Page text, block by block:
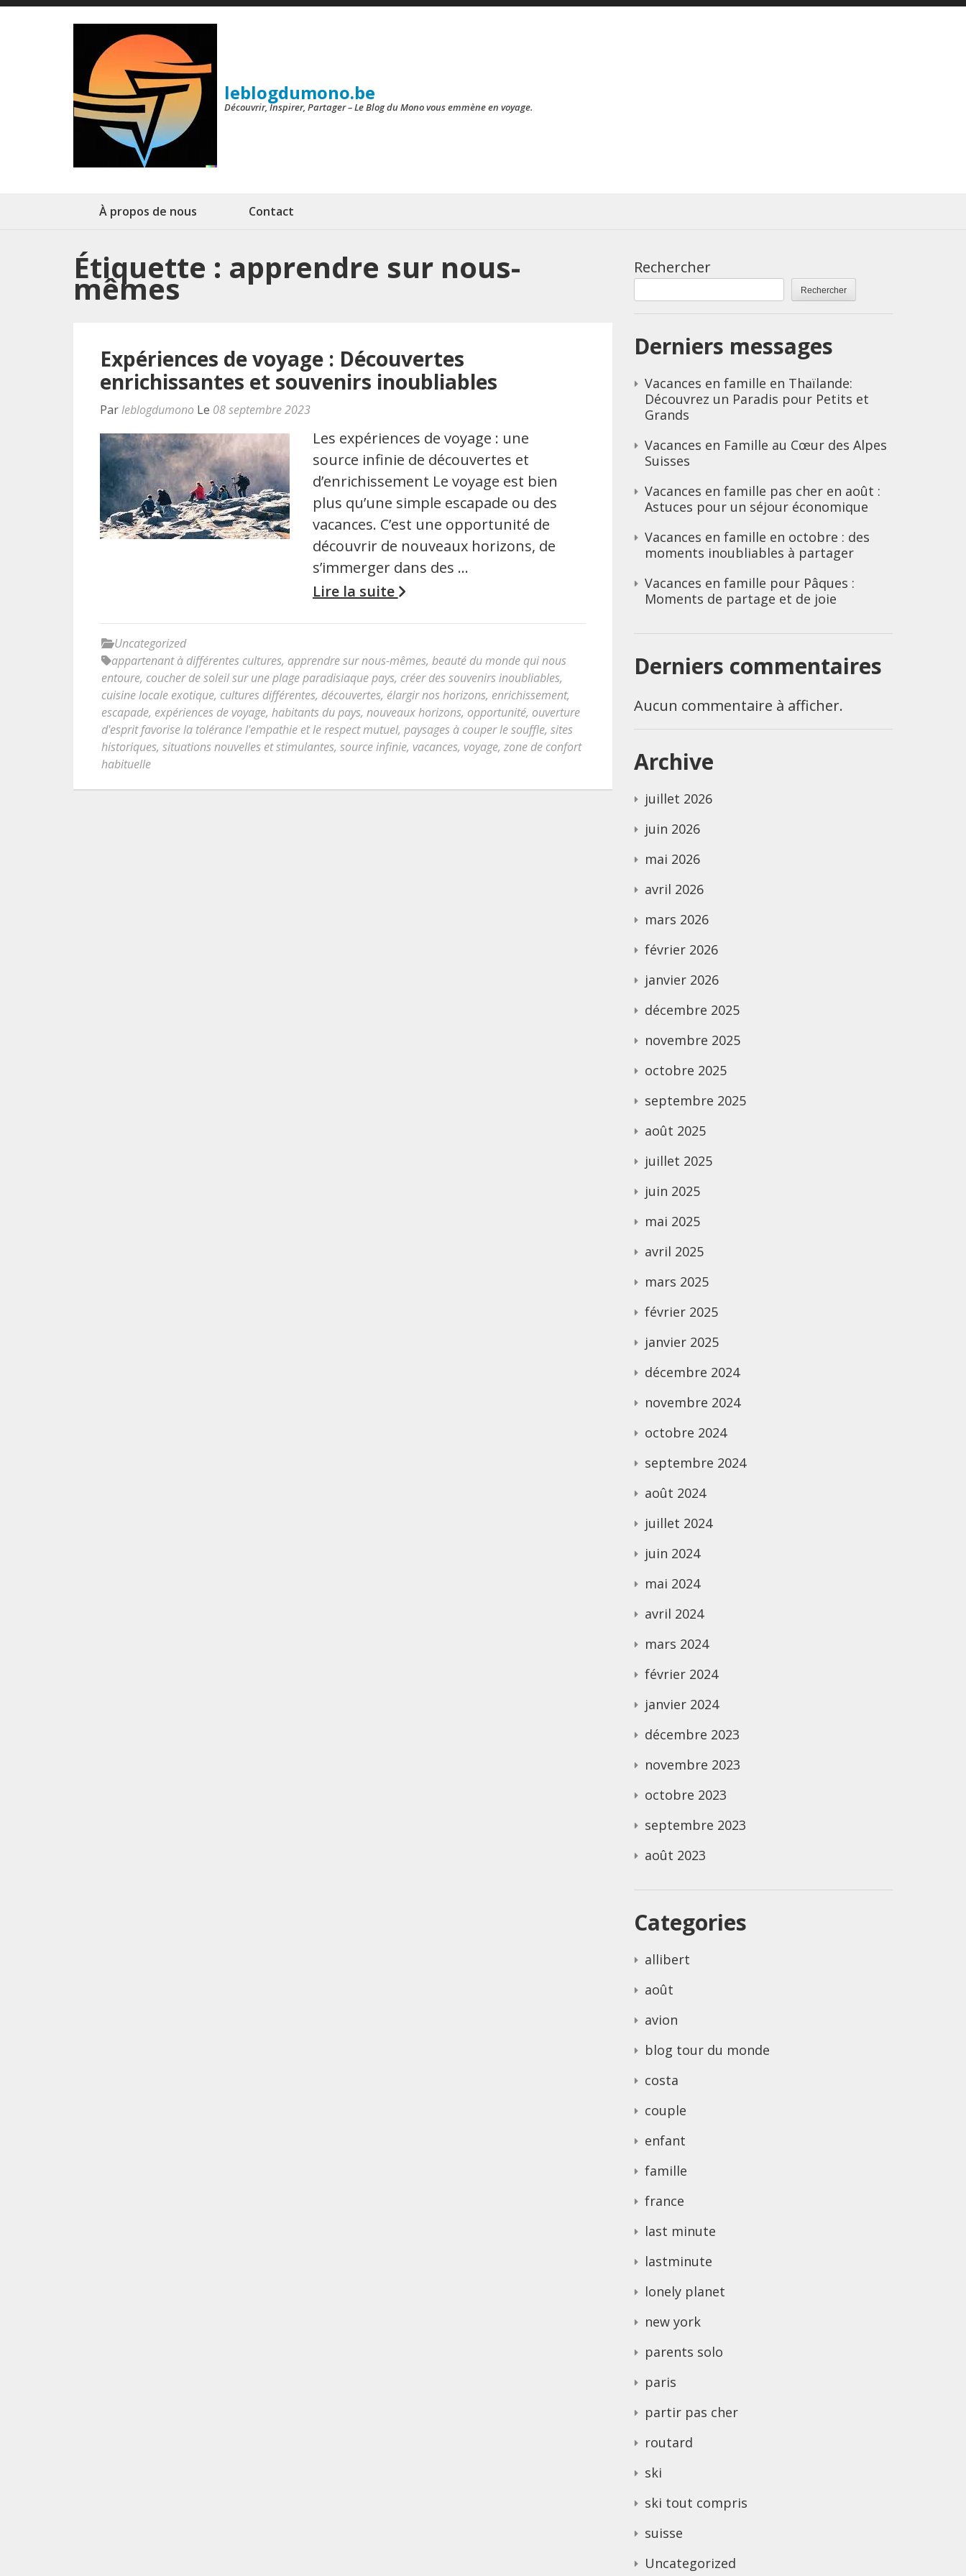
Aller
leblogdumono.be
Découvrir, Inspirer, Partager – Le Blog du Mono vous emmène en voyage.
À propos de nous Contact
Étiquette : apprendre sur nous-
mêmes
Expériences de voyage : Découvertes
enrichissantes et souvenirs inoubliables
Parleblogdumono Le 08 septembre 2023
Les expériences de voyage : une
source infinie de découvertes et
d’enrichissement Le voyage est bien
plus qu’une simple escapade ou des
vacances. C’est une opportunité de
découvrir de nouveaux horizons, de
s’immerger dans des …
Lire la suite
Uncategorized
appartenant à différentes cultures, apprendre sur nous-mêmes, beauté du monde qui nous
entoure, coucher de soleil sur une plage paradisiaque pays, créer des souvenirs inoubliables,
cuisine locale exotique, cultures différentes, découvertes, élargir nos horizons, enrichissement,
escapade, expériences de voyage, habitants du pays, nouveaux horizons, opportunité, ouverture
d'esprit favorise la tolérance l'empathie et le respect mutuel, paysages à couper le souffle, sites
historiques, situations nouvelles et stimulantes, source infinie, vacances, voyage, zone de confort
habituelle
Rechercher
Rechercher
Derniers messages
Vacances en famille en Thaïlande:
Découvrez un Paradis pour Petits et
Grands
Vacances en Famille au Cœur des Alpes
Suisses
Vacances en famille pas cher en août :
Astuces pour un séjour économique
Vacances en famille en octobre : des
moments inoubliables à partager
Vacances en famille pour Pâques :
Moments de partage et de joie
Derniers commentaires
Aucun commentaire à afficher.
Archive
juillet 2026
juin 2026
mai 2026
avril 2026
mars 2026
février 2026
janvier 2026
décembre 2025
novembre 2025
octobre 2025
septembre 2025
août 2025
juillet 2025
juin 2025
mai 2025
avril 2025
mars 2025
février 2025
janvier 2025
décembre 2024
novembre 2024
octobre 2024
septembre 2024
août 2024
juillet 2024
juin 2024
mai 2024
avril 2024
mars 2024
février 2024
janvier 2024
décembre 2023
novembre 2023
octobre 2023
septembre 2023
août 2023
Categories
allibert
août
avion
blog tour du monde
costa
couple
enfant
famille
france
last minute
lastminute
lonely planet
new york
parents solo
paris
partir pas cher
routard
ski
ski tout compris
suisse
Uncategorized